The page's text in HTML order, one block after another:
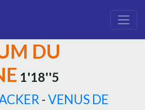
DU
1'18''5
-VENUS DE